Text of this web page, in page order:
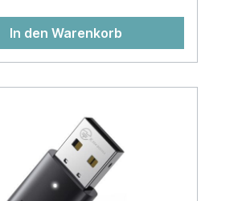
In den Warenkorb